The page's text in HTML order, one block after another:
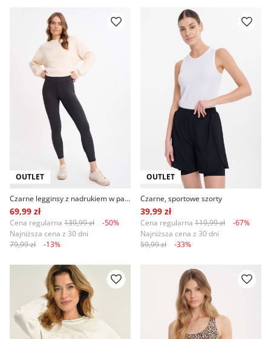
OUTLET
Czarne legginsy z nadrukiem w panterkę
69,99 zł
Cena regularna 139,99 zł
-50%
Najniższa cena z 30 dni
79,99 zł
-13%
OUTLET
Czarne, sportowe szorty
39,99 zł
Cena regularna 119,99 zł
-67%
Najniższa cena z 30 dni
59,99 zł
-33%